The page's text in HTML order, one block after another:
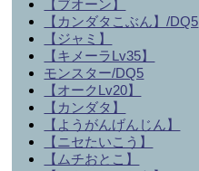
【ブオーン】
【カンダタこぶん】/DQ5
【ジャミ】
【キメーラLv35】
モンスター/DQ5
【オークLv20】
【カンダタ】
【ようがんげんじん】
【ニセたいこう】
【ムチおとこ】